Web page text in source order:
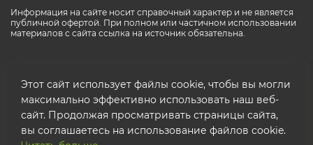
Информация на сайте носит справочный характер и не является
публичной офертой. При полном или частичном использовании
материалов с сайта ссылка на источник обязательна.
Этот сайт использует файлы cookie, чтобы вы могли
максимально эффективно использовать наш веб-
сайт. Продолжая просматривать страницы сайта,
вы соглашаетесь на использование файлов cookie.